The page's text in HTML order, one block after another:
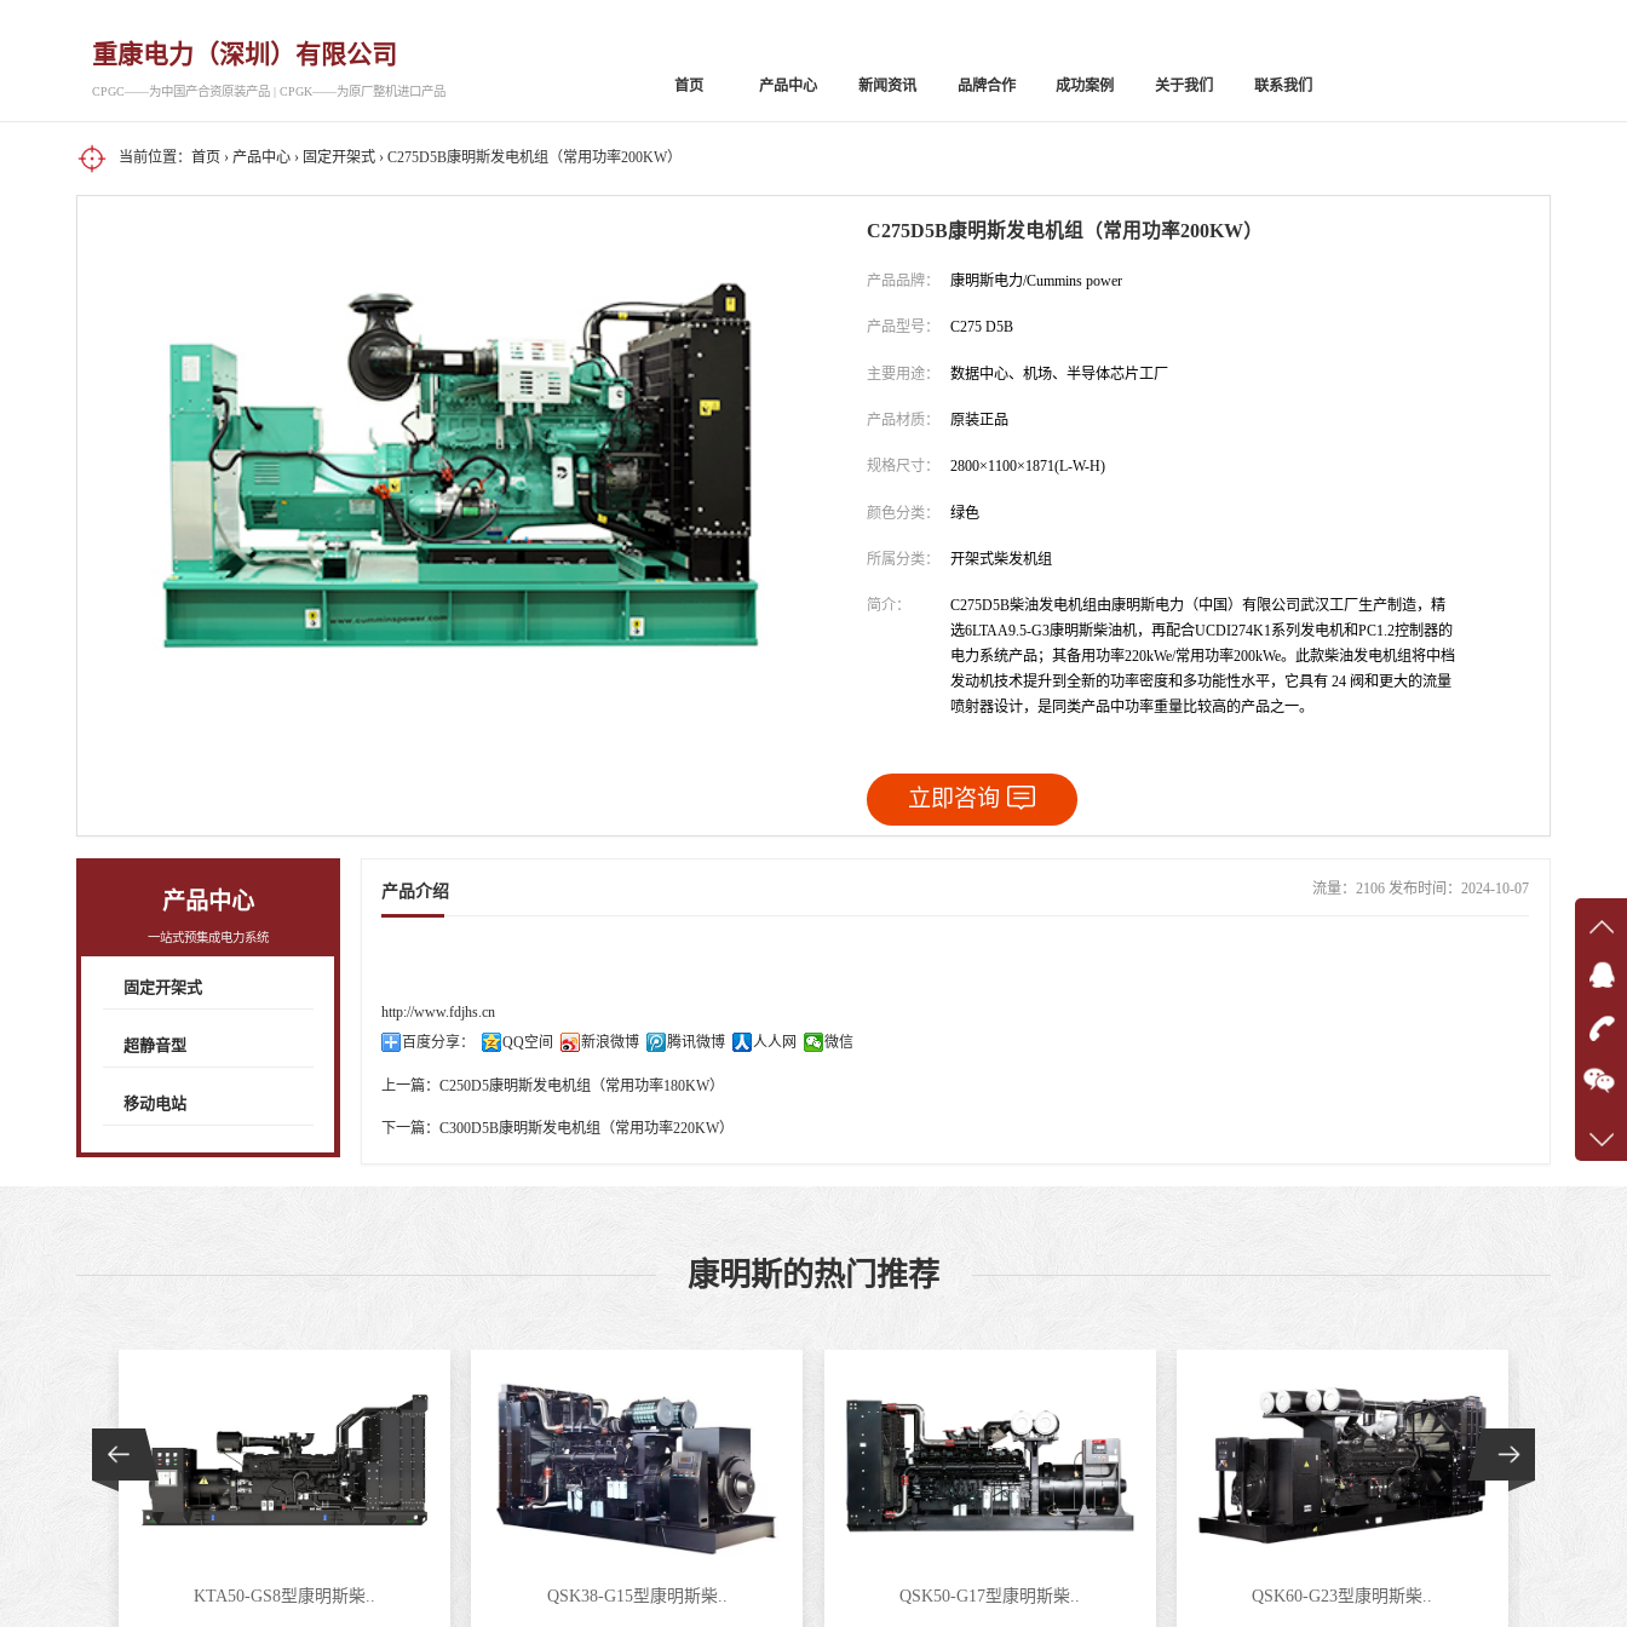
重康电力（深圳）有限公司
CPGC——为中国产合资原装产品 | CPGK——为原厂整机进口产品 首页 产品中心 新闻资讯 品牌合作 成功案例 关于我们 联系我们
当前位置： 首页 › 产品中心› 固定开架式› C275D5B康明斯发电机组（常用功率200KW）
C275D5B康明斯发电机组（常用功率200KW）
产品品牌： 康明斯电力/Cummins power
产品型号： C275 D5B
主要用途： 数据中心、机场、半导体芯片工厂
产品材质： 原装正品
规格尺寸： 2800×1100×1871(L-W-H)
颜色分类： 绿色
所属分类： 开架式柴发机组
简介：
C275D5B柴油发电机组由康明斯电力（中国）有限公司武汉工厂生产制造，精
选6LTAA9.5-G3康明斯柴油机，再配合UCDI274K1系列发电机和PC1.2控制器的
电力系统产品；其备用功率220kWe/常用功率200kWe。此款柴油发电机组将中档
发动机技术提升到全新的功率密度和多功能性水平，它具有 24 阀和更大的流量
喷射器设计，是同类产品中功率重量比较高的产品之一。
立即咨询
产品中心
一站式预集成电力系统
固定开架式
超静音型
移动电站
产品介绍 流量：2106 发布时间：2024-10-07
http://www.fdjhs.cn
百度分享：
QQ空间 新浪微博 腾讯微博 人人网 微信
上一篇：C250D5康明斯发电机组（常用功率180KW）
下一篇：C300D5B康明斯发电机组（常用功率220KW）
康明斯的热门推荐
KTA50-GS8型康明斯柴.. QSK38-G15型康明斯柴.. QSK50-G17型康明斯柴.. QSK60-G23型康明斯柴..
在线
在
咨询
客服